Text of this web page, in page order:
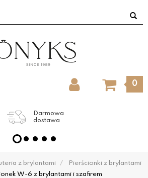
0
Darmowa
dostawa
z brylantami
Pierścionki z brylantami
W-6 z brylantami i szafirem